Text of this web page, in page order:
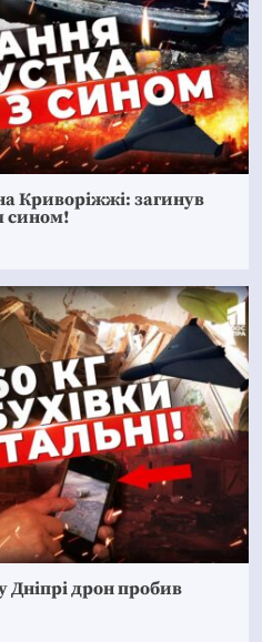
Криворіжжі: загинув
сином!
Дніпрі дрон пробив